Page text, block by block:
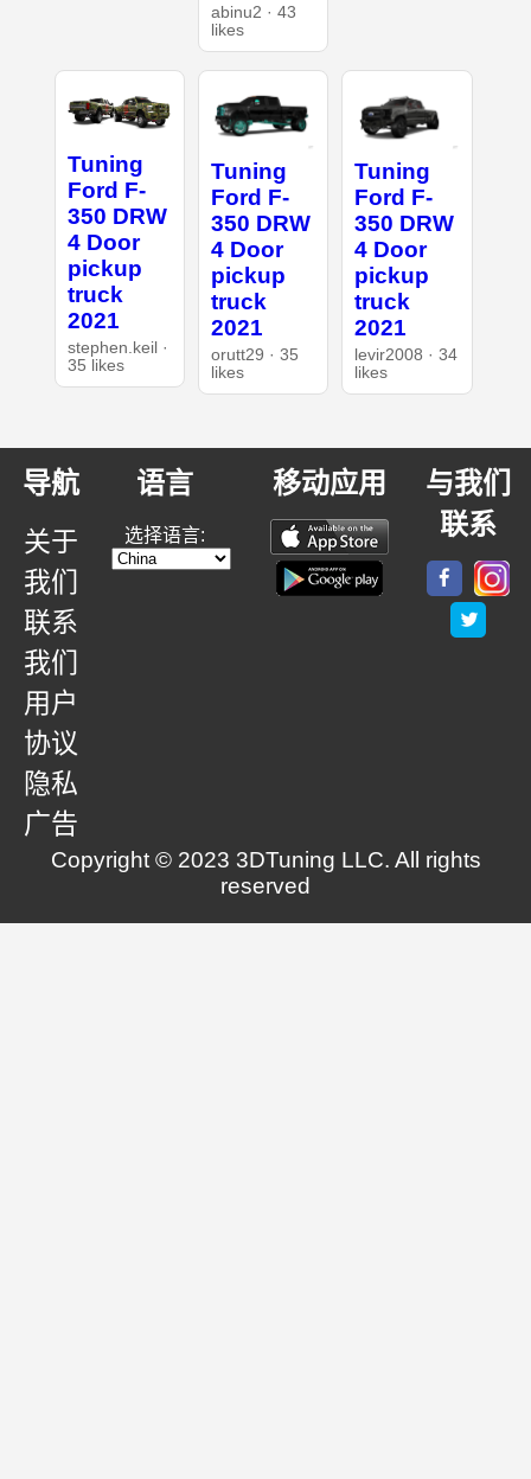
abinu2 · 43
likes
Tuning
Ford F-
350 DRW
4 Door
pickup
truck
2021
stephen.keil ·
35 likes
Tuning
Ford F-
350 DRW
4 Door
pickup
truck
2021
orutt29 · 35
likes
Tuning
Ford F-
350 DRW
4 Door
pickup
truck
2021
levir2008 · 34
likes
导航
关于
我们
联系
我们
用户
协议
隐私
广告
语言
选择语言:
移动应用
与我们
联系
Copyright © 2023 3DTuning LLC. All rights
reserved